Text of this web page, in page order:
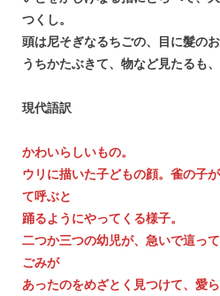
つくし。
頭は尼そぎなるちごの、目に髮の
うちかたぶきて、物など見たるも、
現代語訳
かわいらしいもの。
ウリに描いた子どもの顔。雀の子
て呼ぶと
踊るようにやってくる様子。
二つか三つの幼児が、急いで這っ
ごみが
あったのをめざとく見つけて、愛